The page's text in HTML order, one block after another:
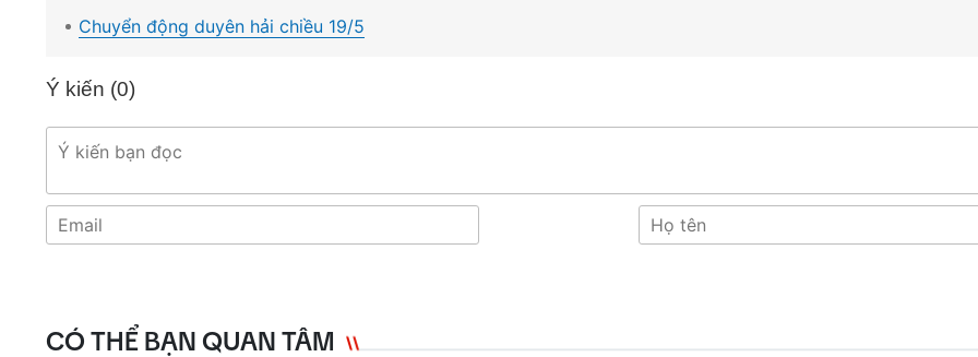
Chuyển động duyên hải chiều 19/5
Ý kiến (0)
CÓ THỂ BẠN QUAN TÂM